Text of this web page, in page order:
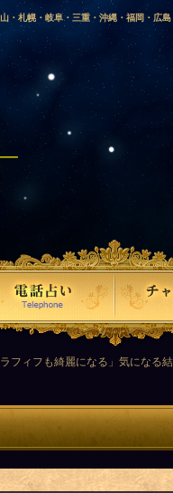
・札幌・岐阜・三重・沖縄・福岡・広島
群馬・滋賀・福井・仙台・山口・宮崎
・島根に店舗を構える、口コミで評判
フィフも綺麗になる」気になる